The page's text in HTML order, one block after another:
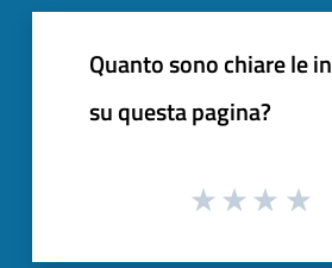
Quanto sono chiare le
su questa pagina?